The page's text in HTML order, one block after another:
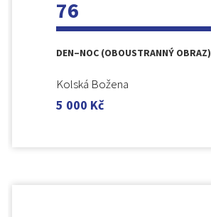
76
DEN–NOC (OBOUSTRANNÝ OBRAZ)
Kolská Božena
5 000 Kč